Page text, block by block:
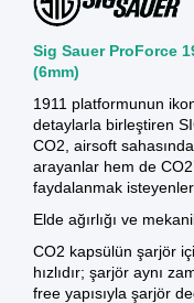
Sig Sauer ProForce
(6mm)
1911 platformunun
detaylarla birleştiren
CO2, airsoft
arayanlar hem de
faydalanmak isteyenler
Elde ağırlığı ve
CO2 kapsülün şarjör
hızlıdır; şarjör aynı
free yapısıyla şarjör